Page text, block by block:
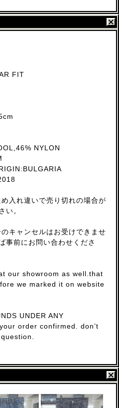
FIT
NYLON
入れ違いで売り切れの場合が
い。
キャンセルはお受けできませ
事前にお問い合わせくださ
our showroom as well.that
we marked it on website
UNDER ANY
order confirmed. don’t